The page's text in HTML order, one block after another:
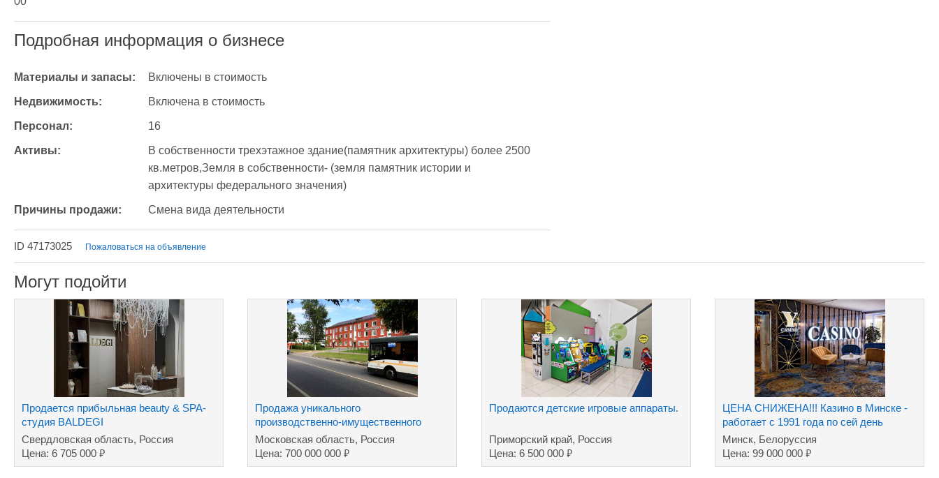
Подробная информация о бизнесе
Материалы и запасы: Включены в стоимость
Недвижимость: Включена в стоимость
Персонал: 16
Активы:
В собственности трехэтажное здание(памятник архитектуры) более 2500
кв.метров,Земля в собственности- (земля памятник истории и
архитектуры федерального значения)
Причины продажи: Смена вида деятельности
ID 47173025 Пожаловаться на объявление
Могут подойти
Продается прибыльная beauty & SPA-
студия BALDEGI
Свердловская область, Россия
Цена: 6 705 000 ₽
Продажа уникального
производственно-имущественного
комплекса
Московская область, Россия
Цена: 700 000 000₽
Продаются детские игровые аппараты.
Приморский край, Россия
Цена: 6 500 000 ₽
ЦЕНА СНИЖЕНА!!! Казино в Минске -
работает с 1991 года по сей день
Минск, Белоруссия
Цена: 99 000 000₽